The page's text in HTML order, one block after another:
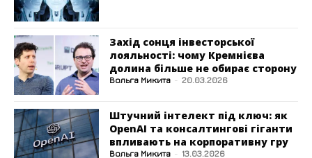
Захід сонця інвесторської
лояльності: чому Кремнієва
долина більше не обирає сторону
Вольга Микита - 20.03.2026
Штучний інтелект під ключ: як
OpenAI та консалтингові гіганти
впливають на корпоративну гру
Вольга Микита - 13.03.2026